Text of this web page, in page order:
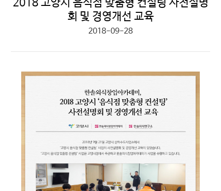
2018 고양시 음식점 맞춤형 컨설팅 사전설명
회 및 경영개선 교육
2018-09-28